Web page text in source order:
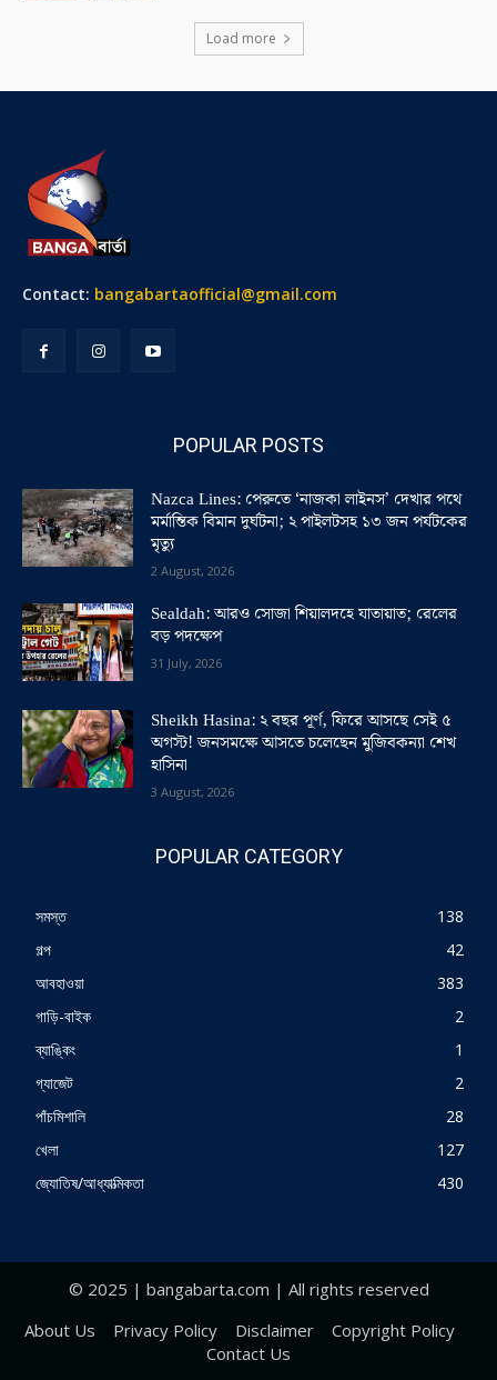
Load more
Contact: bangabartaofficial@gmail.com
POPULAR POSTS
Nazca Lines: পেরুতে ‘নাজকা লাইনস’ দেখার পথে
মর্মান্তিক বিমান দুর্ঘটনা; ২ পাইলটসহ ১৩ জন পর্যটকের
মৃত্যু
2 August, 2026
Sealdah: আরও সোজা শিয়ালদহে যাতায়াত; রেলের
বড় পদক্ষেপ
31 July, 2026
Sheikh Hasina: ২ বছর পূর্ণ, ফিরে আসছে সেই ৫
অগস্ট! জনসমক্ষে আসতে চলেছেন মুজিবকন্যা শেখ
হাসিনা
3 August, 2026
POPULAR CATEGORY
সমস্ত
138
গল্প
42
আবহাওয়া
383
গাড়ি-বাইক
2
ব্যাঙ্কিং
1
গ্যাজেট
2
পাঁচমিশালি
28
খেলা
127
জ্যোতিষ/আধ্যাত্মিকতা
430
© 2025 | bangabarta.com | All rights reserved
About Us
Privacy Policy Disclaimer
Copyright Policy
Contact Us